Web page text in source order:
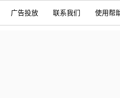
广告投放 联系我们 使用帮